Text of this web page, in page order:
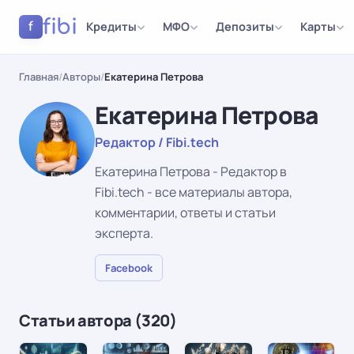
f fibi Кредиты МФО Депозиты Карты
Главная/Авторы/Екатерина Петрова
Екатерина Петрова
Редактор / Fibi.tech
Екатерина Петрова - Редактор в
Fibi.tech - все материалы автора,
комментарии, ответы и статьи
эксперта.
Facebook
Статьи автора (320)
НОВОСТИ НЕДВИЖИМОСТЬИНВЕСТИРОВАНИЕНОВОСТИ